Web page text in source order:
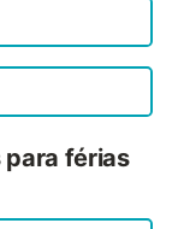
para férias